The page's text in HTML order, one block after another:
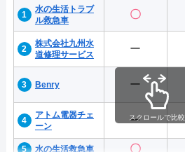
水の生活トラブ
ル救急車
〇
株式会社九州水
道修理サービス
ー
Benry ー
アトム電器チェ
ーン
ー
水の生活救急車 〇
スクロールで比較